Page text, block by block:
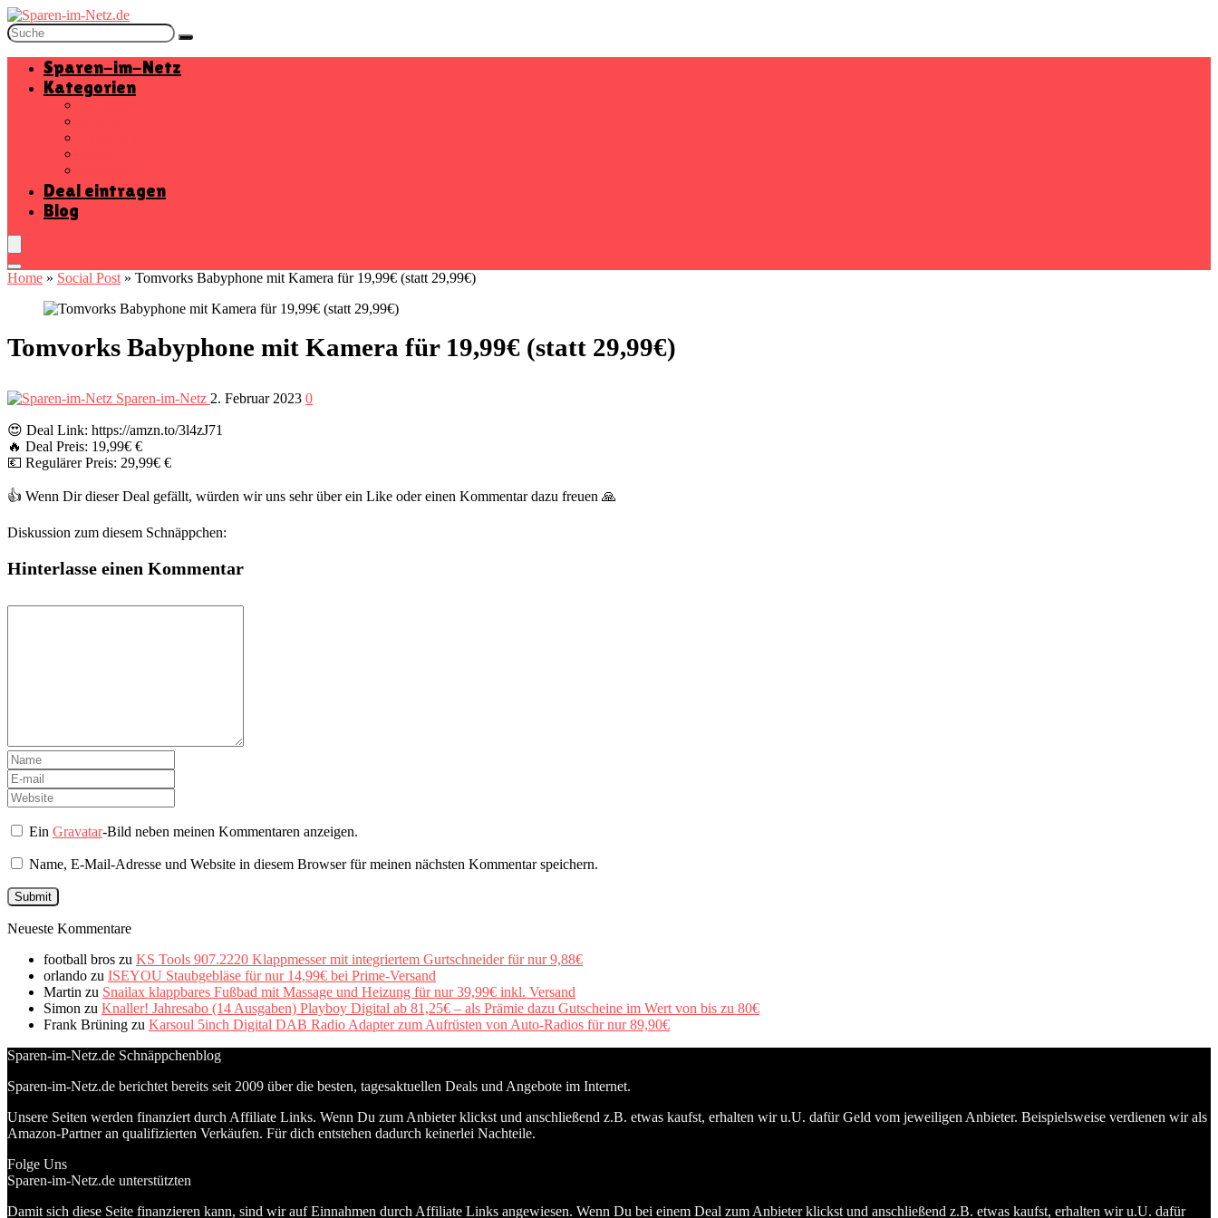
Sparen-im-Netz
Kategorien
Deal eintragen
Blog
Home » Social Post » Tomvorks Babyphone mit Kamera für 19,99€ (statt 29,99€)
Tomvorks Babyphone mit Kamera für 19,99€ (statt 29,99€)
Sparen-im-Netz 2. Februar 2023 0
😍 Deal Link: https://amzn.to/3l4zJ71
🔥 Deal Preis: 19,99€ €
💶 Regulärer Preis: 29,99€ €
👍 Wenn Dir dieser Deal gefällt, würden wir uns sehr über ein Like oder einen Kommentar dazu freuen 🙏
Diskussion zum diesem Schnäppchen:
Hinterlasse einen Kommentar
EinGravatar-Bild neben meinen Kommentaren anzeigen.
Name, E-Mail-Adresse und Website in diesem Browser für meinen nächsten Kommentar speichern.
Neueste Kommentare
football bros zu KS Tools 907.2220 Klappmesser mit integriertem Gurtschneider für nur 9,88€
orlando zu ISEYOU Staubgebläse für nur 14,99€ bei Prime-Versand
Martin zu Snailax klappbares Fußbad mit Massage und Heizung für nur 39,99€ inkl. Versand
Simon zu Knaller! Jahresabo (14 Ausgaben) Playboy Digital ab 81,25€ – als Prämie dazu Gutscheine im Wert von bis zu 80€
Frank Brüning zu Karsoul 5inch Digital DAB Radio Adapter zum Aufrüsten von Auto-Radios für nur 89,90€
Sparen-im-Netz.de Schnäppchenblog
Sparen-im-Netz.de berichtet bereits seit 2009 über die besten, tagesaktuellen Deals und Angebote im Internet.
Unsere Seiten werden finanziert durch Affiliate Links. Wenn Du zum Anbieter klickst und anschließend z.B. etwas kaufst, erhalten wir u.U. dafür Geld vom jeweiligen Anbieter. Beispielsweise verdienen wir als
Amazon-Partner an qualifizierten Verkäufen. Für dich entstehen dadurch keinerlei Nachteile.
Folge Uns
Sparen-im-Netz.de unterstützten
Damit sich diese Seite finanzieren kann, sind wir auf Einnahmen durch Affiliate Links angewiesen. Wenn Du bei einem Deal zum Anbieter klickst und anschließend z.B. etwas kaufst, erhalten wir u.U. dafür